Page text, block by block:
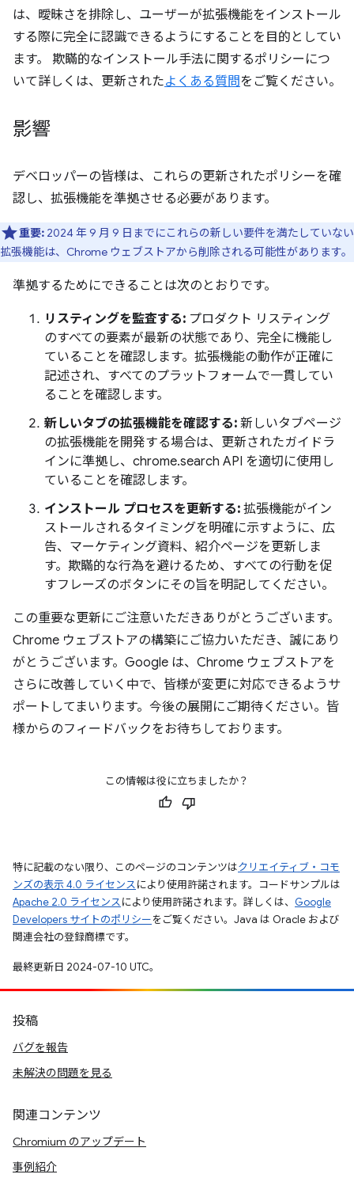
は、曖昧さを排除し、ユーザーが拡張機能をインストール
する際に完全に認識できるようにすることを目的としてい
ます。 欺瞞的なインストール手法に関するポリシーにつ
いて詳しくは、更新されたよくある質問をご覧ください。
影響
デベロッパーの皆様は、これらの更新されたポリシーを確
認し、拡張機能を準拠させる必要があります。
重要: 2024 年 9 月 9 日までにこれらの新しい要件を満たしていない
拡張機能は、Chrome ウェブストアから削除される可能性があります。
準拠するためにできることは次のとおりです。
リスティングを監査する: プロダクト リスティング
のすべての要素が最新の状態であり、完全に機能し
ていることを確認します。拡張機能の動作が正確に
記述され、すべてのプラットフォームで一貫してい
ることを確認します。
新しいタブの拡張機能を確認する: 新しいタブページ
の拡張機能を開発する場合は、更新されたガイドラ
インに準拠し、chrome.search API を適切に使用し
ていることを確認します。
インストール プロセスを更新する: 拡張機能がイン
ストールされるタイミングを明確に示すように、広
告、マーケティング資料、紹介ページを更新しま
す。欺瞞的な行為を避けるため、すべての行動を促
すフレーズのボタンにその旨を明記してください。
この重要な更新にご注意いただきありがとうございます。
Chrome ウェブストアの構築にご協力いただき、誠にあり
がとうございます。Google は、Chrome ウェブストアを
さらに改善していく中で、皆様が変更に対応できるようサ
ポートしてまいります。今後の展開にご期待ください。皆
様からのフィードバックをお待ちしております。
この情報は役に立ちましたか？
特に記載のない限り、このページのコンテンツはクリエイティブ・コモ
ンズの表示 4.0 ライセンスにより使用許諾されます。コードサンプルは
Apache 2.0 ライセンスにより使用許諾されます。詳しくは、 Google
Developers サイトのポリシーをご覧ください。Java は Oracle および
関連会社の登録商標です。
最終更新日 2024-07-10 UTC。
投稿
バグを報告
未解決の問題を見る
関連コンテンツ
Chromium のアップデート
事例紹介